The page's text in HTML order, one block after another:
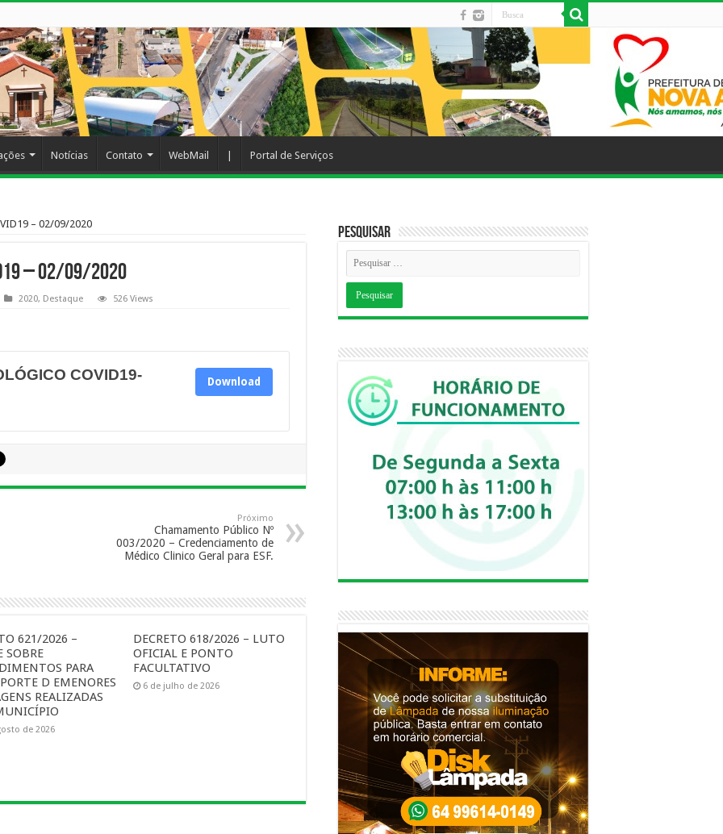
Notícias Contato WebMail Portal de Serviços
– 02/09/2020
– 02/09/2020
2020, Destaque 526 Views
COVID19-
Download
Próximo
Chamamento Público Nº
003/2020 – Credenciamento de
Médico Clinico Geral para ESF.
621/2026 –
SOBRE
PARA
D EMENORES
REALIZADAS
de 2026
DECRETO 618/2026 – LUTO
OFICIAL E PONTO
FACULTATIVO
6 de julho de 2026
Pesquisar